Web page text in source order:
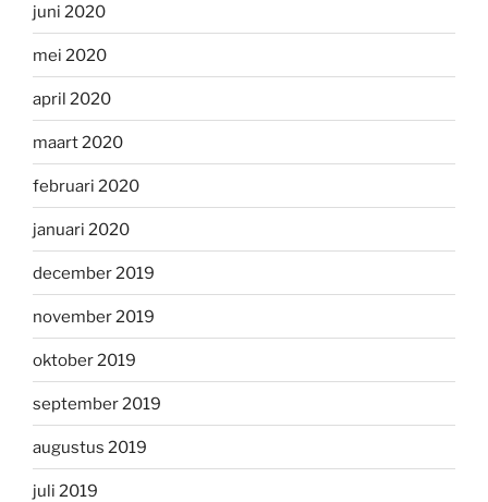
juni 2020
mei 2020
april 2020
maart 2020
februari 2020
januari 2020
december 2019
november 2019
oktober 2019
september 2019
augustus 2019
juli 2019